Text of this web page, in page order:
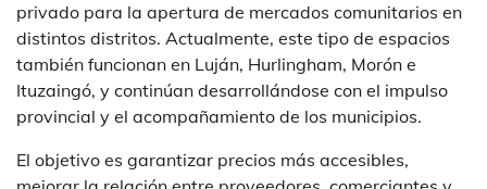
privado para la apertura de mercados comunitarios en
distintos distritos. Actualmente, este tipo de espacios
también funcionan en Luján, Hurlingham, Morón e
Ituzaingó, y continúan desarrollándose con el impulso
provincial y el acompañamiento de los municipios.
El objetivo es garantizar precios más accesibles,